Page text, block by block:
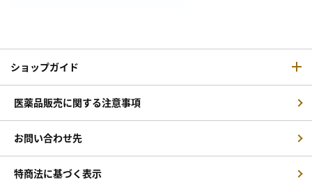
ショップガイド
医薬品販売に関する注意事項
お問い合わせ先
特商法に基づく表示